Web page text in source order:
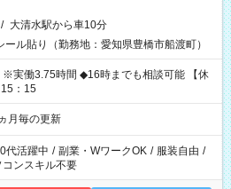
/ 大清水駅から車10分
ル貼り（勤務地：愛知県豊橋市船渡町）
時までも相談可能 【休
：15
毎の更新
代活躍中 / 副業・WワークOK / 服装自由 /
コンスキル不要